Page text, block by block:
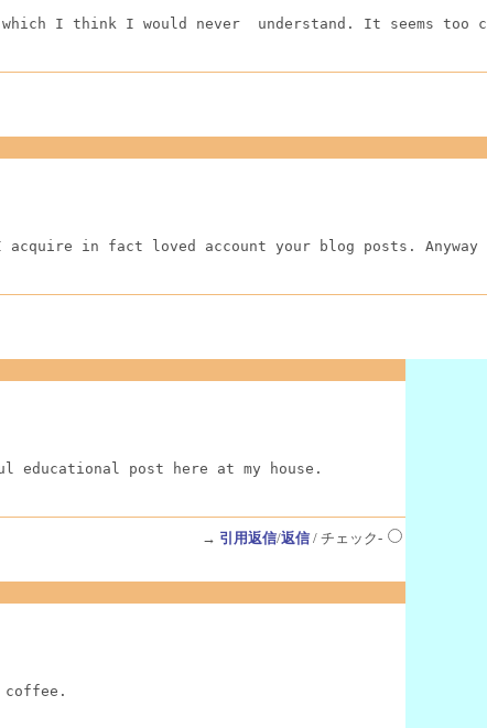
I think I would never  understand. It seems
in fact loved account your blog posts.
post here at my house.
→ 引用返信/返信/ チェック-